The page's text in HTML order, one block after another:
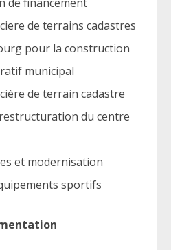
de terrains cadastres
pour la construction
municipal
de terrain cadastre
du centre
et modernisation
sportifs